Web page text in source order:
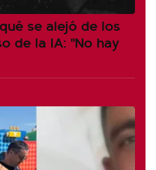
se alejó de los
de la IA: "No hay